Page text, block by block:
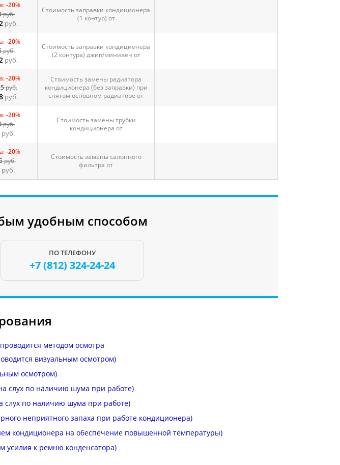
-20%
руб.
руб.
Стоимость заправки кондиционера
(1 контур) от
-20%
руб.
руб.
Стоимость заправки кондиционера
(2 контура) джип/минивен от
-20%
руб.
руб.
Стоимость замены радиатора
кондиционера (без заправки) при
снятом основном радиаторе от
-20%
руб.
руб.
Стоимость замены трубки
кондиционера от
-20%
руб.
руб.
Стоимость замены салонного
фильтра от
удобным способом
ПО ТЕЛЕФОНУ
+7 (812) 324-24-24
методом осмотра
визуальным осмотром)
осмотром)
слух по наличию шума при работе)
слух по наличию шума при работе)
неприятного запаха при работе кондиционера)
кондиционера на обеспечение повышенной температуры)
усилия к ремню конденсатора)